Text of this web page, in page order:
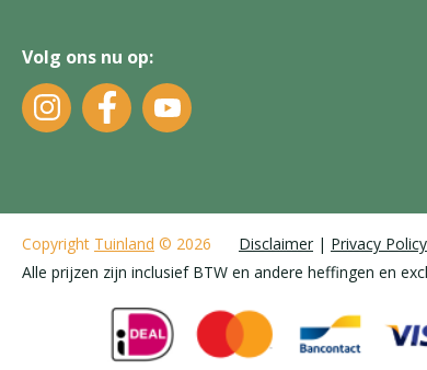
Volg ons nu op:
Copyright Tuinland © 2026 Disclaimer Privacy Policy
Alle prijzen zijn inclusief BTW en andere heffingen en